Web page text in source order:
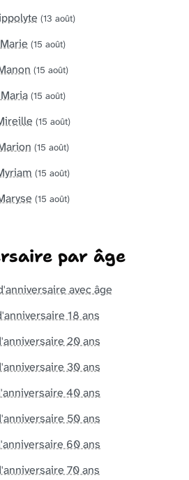
(13 août)
Marie (15 août)
(15 août)
Maria (15 août)
(15 août)
(15 août)
(15 août)
(15 août)
par âge
avec âge
18 ans
20 ans
30 ans
40 ans
50 ans
60 ans
70 ans